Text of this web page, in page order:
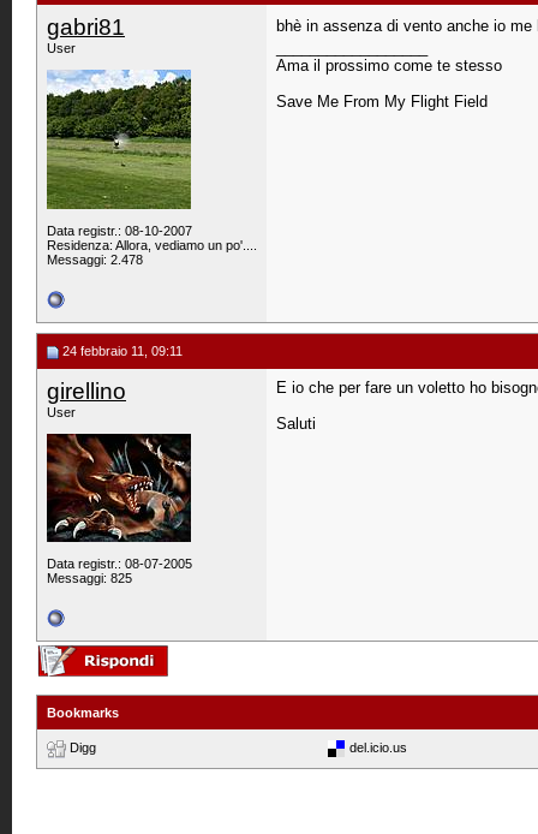
gabri81
User
Data registr.: 08-10-2007
Residenza: Allora, vediamo un po'....
Messaggi: 2.478
bhè in assenza di vento anche io me
Ama il prossimo come te stesso
Save Me From My Flight Field
24 febbraio 11, 09:11
girellino
User
Data registr.: 08-07-2005
Messaggi: 825
E io che per fare un voletto ho
Saluti
Bookmarks
Digg del.icio.us